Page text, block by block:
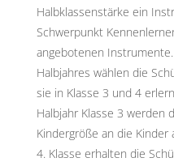
Halbklassenstärke ein
Schwerpunkt
angebotenen
Halbjahres wählen die
sie in Klasse 3 und 4
Halbjahr Klasse 3 werden
Kindergröße an die Kinder
4. Klasse erhalten die